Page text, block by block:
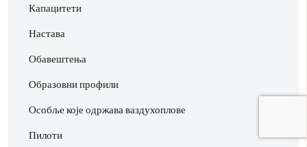
Капацитети
Настава
Обавештења
Образовни профили
Особље које одржава ваздухоплове
Пилоти